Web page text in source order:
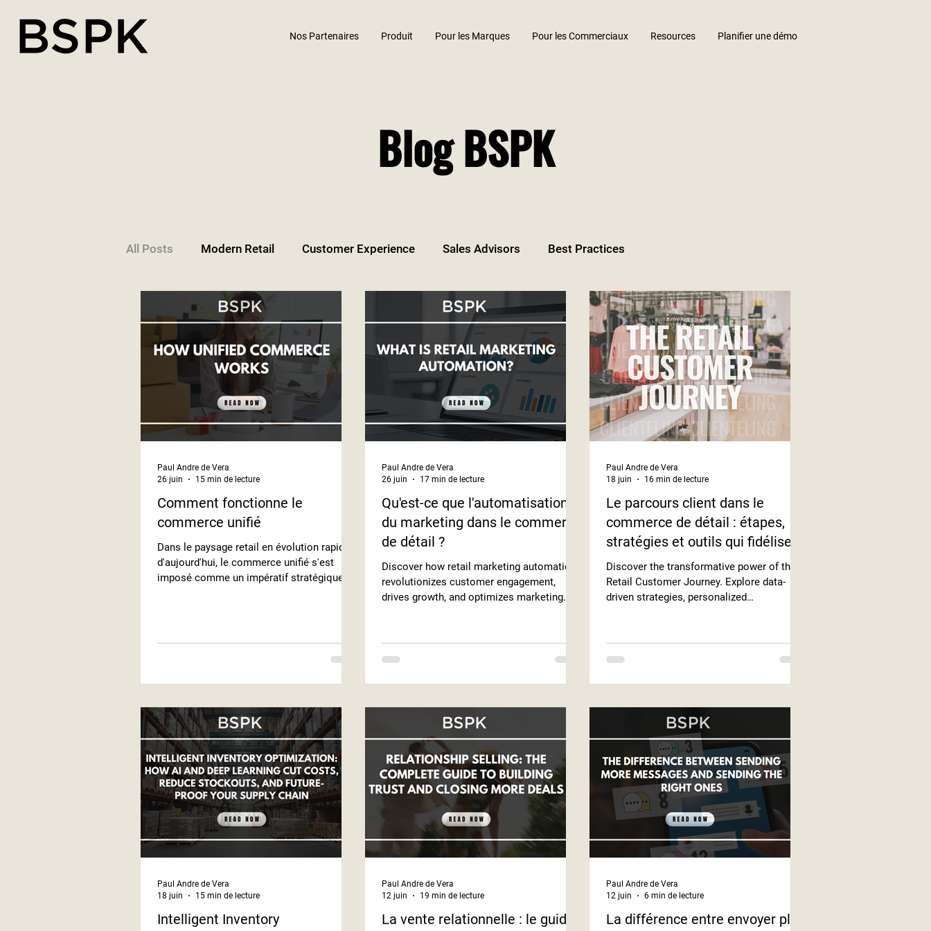
Nos Partenaires Produit Pour les Marques Pour les Commerciaux Resources Planifier une démo
Blog BSPK
All Posts Modern Retail Customer Experience Sales Advisors Best Practices
Comment fonctionne le
commerce unifié
Dans le paysage retail en évolution rapide
d'aujourd'hui, le commerce unifié s'est
imposé comme un impératif stratégique
peuvent cultiver une expérience d'achat
traditionnelles entre canaux. Cette
la fidélité des clients. Elle permet une prise
Paul Andre de Vera
26 juin
15 min de lecture
Qu'est-ce que l'automatisation
du marketing dans le commerce
de détail ?
Discover how retail marketing automation
revolutionizes customer engagement,
drives growth, and optimizes marketing
Paul Andre de Vera
26 juin
17 min de lecture
Le parcours client dans le
commerce de détail : étapes,
stratégies et outils qui fidélisent
Discover the transformative power of the
Retail Customer Journey. Explore data-
driven strategies, personalized
Paul Andre de Vera
18 juin
16 min de lecture
Intelligent Inventory
Paul Andre de Vera
18 juin
15 min de lecture
La vente relationnelle : le guide
Paul Andre de Vera
12 juin
19 min de lecture
La différence entre envoyer plus
Paul Andre de Vera
12 juin
6 min de lecture